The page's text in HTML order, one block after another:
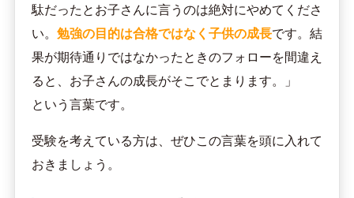
駄だったとお子さんに言うのは絶対にやめてくださ
い。 勉強の目的は合格ではなく子供の成長です。結
果が期待通りではなかったときのフォローを間違え
ると、お子さんの成長がそこでとまります。」
という言葉です。
受験を考えている方は、ぜひこの言葉を頭に入れて
おきましょう。